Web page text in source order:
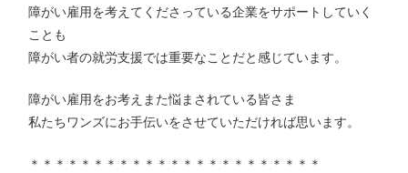
障がい雇用を考えてくださっている企業をサポートしていく
ことも
障がい者の就労支援では重要なことだと感じています。
障がい雇用をお考えまた悩まされている皆さま
私たちワンズにお手伝いをさせていただければ思います。
＊＊＊＊＊＊＊＊＊＊＊＊＊＊＊＊＊＊＊＊＊＊＊